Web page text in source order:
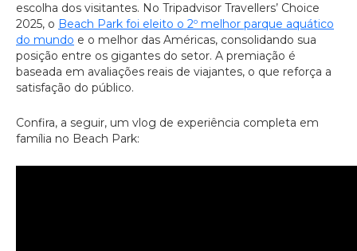
escolha dos visitantes. No Tripadvisor Travellers’ Choice
2025, o Beach Park foi eleito o 2º melhor parque aquático
do mundo e o melhor das Américas, consolidando sua
posição entre os gigantes do setor. A premiação é
baseada em avaliações reais de viajantes, o que reforça a
satisfação do público.
Confira, a seguir, um vlog de experiência completa em
família no Beach Park: